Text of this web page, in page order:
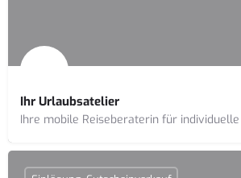
Ihr Urlaubsatelier
Ihre mobile Reiseberaterin für individuelle